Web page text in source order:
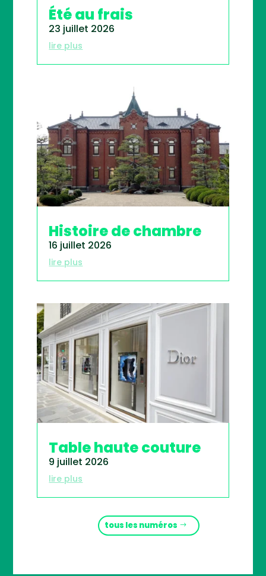
Été au frais
23 juillet 2026
lire plus
Histoire de chambre
16 juillet 2026
lire plus
Table haute couture
9 juillet 2026
lire plus
tous les numéros